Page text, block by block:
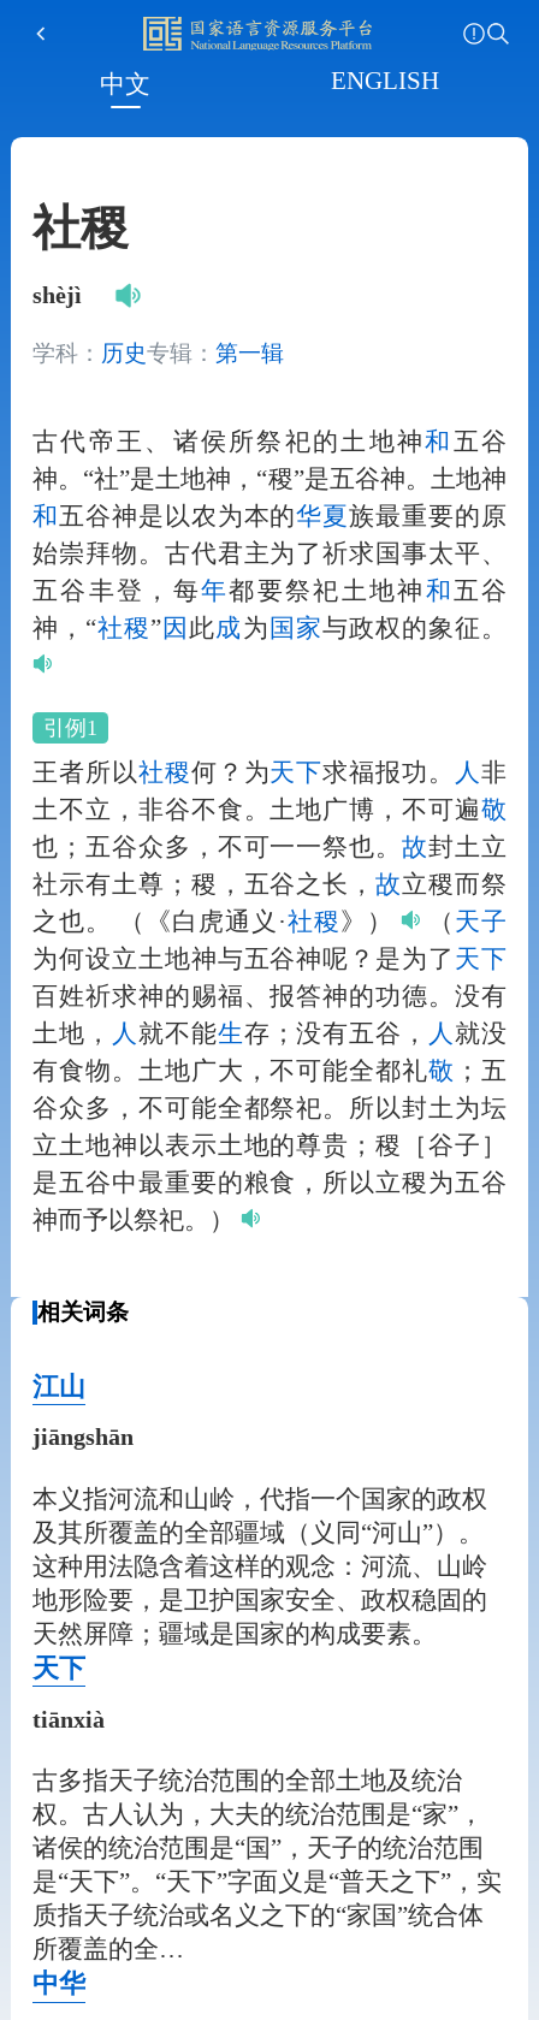
中文 ENGLISH
社稷
shèjì
学科： 历史专辑： 第一辑
古代帝王、诸侯所祭祀的土地神和 五谷
神。“社”是土地神，“稷”是五谷神。土地神
和 五谷神是以农为本的华夏族最重要的原
始崇拜物。古代君主为了祈求国事太平、
五谷丰登，每年都要祭祀土地神和 五谷
神，“社稷” 因 此成为 国家与政权的象征。
引例1
王者所以社稷何？为天下求福报功。 人非
土不立，非谷不食。土地广博，不可遍敬
也；五谷众多，不可一一祭也。故封土立
社示有土尊；稷，五谷之长，故立稷而祭
之也。
（《白虎通义·社稷 》） （ 天子
为何设立土地神与五谷神呢？是为了 天下
百姓祈求神的赐福、报答神的功德。没有
土地，
人 就不能生存；没有五谷， 人 就没
有食物。土地广大，不可能全都礼敬 ；五
谷众多，不可能全都祭祀。所以封土为坛
立土地神以表示土地的尊贵；稷［谷子］
是五谷中最重要的粮食，所以立稷为五谷
神而予以祭祀。）
相关词条
江山
jiāngshān
本义指河流和山岭，代指一个国家的政权
及其所覆盖的全部疆域（义同“河山”）。
这种用法隐含着这样的观念：河流、山岭
地形险要，是卫护国家安全、政权稳固的
天然屏障；疆域是国家的构成要素。
天下
tiānxià
古多指天子统治范围的全部土地及统治
权。古人认为，大夫的统治范围是“家”，
诸侯的统治范围是“国”，天子的统治范围
是“天下”。“天下”字面义是“普天之下”，实
质指天子统治或名义之下的“家国”统合体
所覆盖的全…
中华